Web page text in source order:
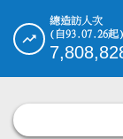
總造訪人次
(自93.07.26起)